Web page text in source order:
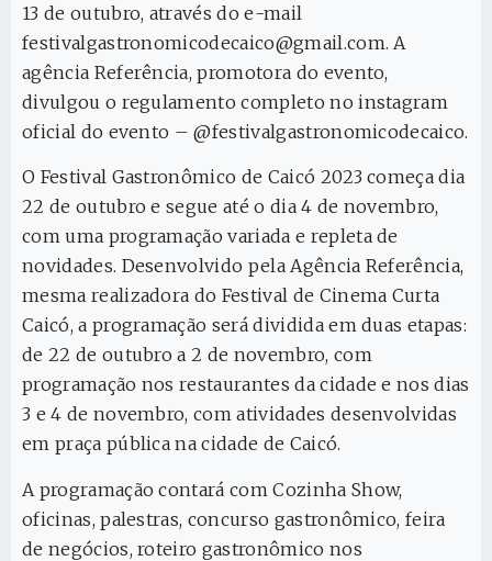
13 de outubro, através do e-mail
festivalgastronomicodecaico@gmail.com. A
agência Referência, promotora do evento,
divulgou o regulamento completo no instagram
oficial do evento – @festivalgastronomicodecaico.
O Festival Gastronômico de Caicó 2023 começa dia
22 de outubro e segue até o dia 4 de novembro,
com uma programação variada e repleta de
novidades. Desenvolvido pela Agência Referência,
mesma realizadora do Festival de Cinema Curta
Caicó, a programação será dividida em duas etapas:
de 22 de outubro a 2 de novembro, com
programação nos restaurantes da cidade e nos dias
3 e 4 de novembro, com atividades desenvolvidas
em praça pública na cidade de Caicó.
A programação contará com Cozinha Show,
oficinas, palestras, concurso gastronômico, feira
de negócios, roteiro gastronômico nos